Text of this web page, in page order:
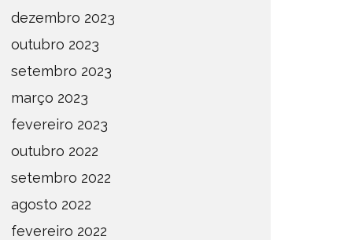
dezembro 2023
outubro 2023
setembro 2023
março 2023
fevereiro 2023
outubro 2022
setembro 2022
agosto 2022
fevereiro 2022